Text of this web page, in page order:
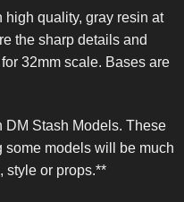
high quality, gray resin at
the sharp details and
32mm scale. Bases are
Stash Models. These
models will be much
style or props.**